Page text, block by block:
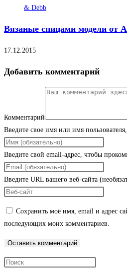
Вязаные спицами модели от
17.12.2015
Добавить комментарий
Комментарий
Введите свое имя или имя
Введите свой email-адрес, чтобы
Введите URL вашего веб-сайта
Сохранить моё имя, email и адрес
последующих моих комментариев.